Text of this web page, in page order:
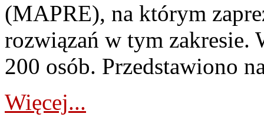
(MAPRE), na którym
rozwiązań w tym zakresie.
200 osób. Przedstawiono
Więcej...